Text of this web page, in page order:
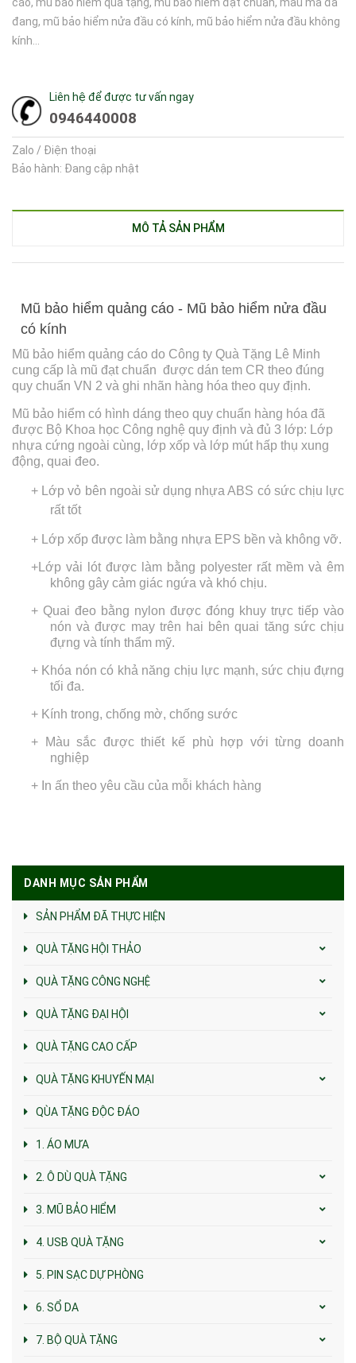
đang, mũ bảo hiểm nửa đầu có kính, mũ bảo hiểm nửa đầu không
kính...
Liên hệ để được tư vấn ngay
0946440008
Zalo / Điện thoại
Bảo hành: Đang cập nhật
MÔ TẢ SẢN PHẨM
Mũ bảo hiểm quảng cáo - Mũ bảo hiểm nửa đầu
có kính
Mũ bảo hiểm quảng cáo do Công ty Quà Tặng Lê Minh
cung cấp là mũ đạt chuẩn được dán tem CR theo đúng
quy chuẩn VN 2 và ghi nhãn hàng hóa theo quy định.
Mũ bảo hiểm có hình dáng theo quy chuẩn hàng hóa đã
được Bộ Khoa học Công nghệ quy định và đủ 3 lớp: Lớp
nhựa cứng ngoài cùng, lớp xốp và lớp mút hấp thụ xung
động, quai đeo.
+ Lớp vỏ bên ngoài sử dụng nhựa ABS có sức chịu lực
rất tốt
+ Lớp xốp được làm bằng nhựa EPS bền và không vỡ.
+Lớp vải lót được làm bằng polyester rất mềm và êm
không gây cảm giác ngứa và khó chịu.
+ Quai đeo bằng nylon được đóng khuy trực tiếp vào
nón và được may trên hai bên quai tăng sức chịu
đựng và tính thẩm mỹ.
+ Khóa nón có khả năng chịu lực mạnh, sức chịu đựng
tối đa.
+ Kính trong, chống mờ, chống sước
+ Màu sắc được thiết kế phù hợp với từng doanh
nghiệp
+ In ấn theo yêu cầu của mỗi khách hàng
DANH MỤC SẢN PHẨM
SẢN PHẨM ĐÃ THỰC HIỆN
QUÀ TẶNG HỘI THẢO
QUÀ TẶNG CÔNG NGHỆ
QUÀ TẶNG ĐẠI HỘI
QUÀ TẶNG CAO CẤP
QUÀ TẶNG KHUYẾN MẠI
QÙA TẶNG ĐỘC ĐÁO
1. ÁO MƯA
2. Ô DÙ QUÀ TẶNG
3. MŨ BẢO HIỂM
4. USB QUÀ TẶNG
5. PIN SẠC DỰ PHÒNG
6. SỔ DA
7. BỘ QUÀ TẶNG